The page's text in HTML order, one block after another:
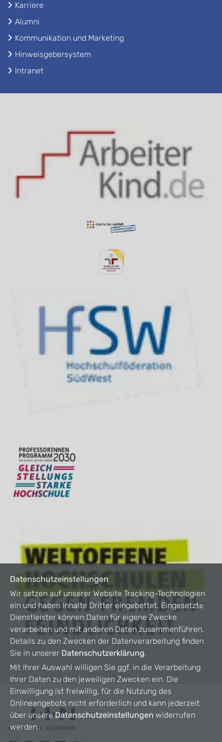
Karriere
Alumni
Kommunikation und Marketing
Hinweisgebersystem
Intranet
Datenschutzeinstellungen
Wir setzen auf unserer Website Tracking-Technologien
ein und haben Inhalte Dritter eingebettet. Eingesetzte
Dienstleister können Daten für eigene Zwecke
verarbeiten und mit anderen Daten zusammenführen.
Details zu den Zwecken der Datenverarbeitung finden
Sie in unserer Datenschutzerklärung.
Mit Ihrer Auswahl willigen Sie ggf. in die Verarbeitung
Ihrer Daten zu den jeweiligen Zwecken ein. Die
Einwilligung ist freiwillig, für die Nutzung des
Onlineangebots nicht erforderlich und kann jederzeit
über unsereDatenschutzeinstellungen widerrufen
werden.